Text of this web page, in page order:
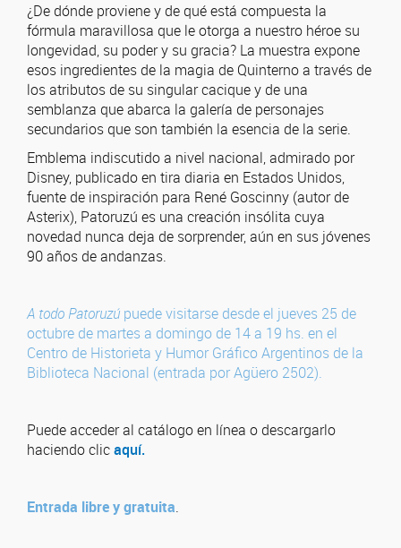
¿De dónde proviene y de qué está compuesta la
fórmula maravillosa que le otorga a nuestro héroe su
longevidad, su poder y su gracia? La muestra expone
esos ingredientes de la magia de Quinterno a través de
los atributos de su singular cacique y de una
semblanza que abarca la galería de personajes
secundarios que son también la esencia de la serie.
Emblema indiscutido a nivel nacional, admirado por
Disney, publicado en tira diaria en Estados Unidos,
fuente de inspiración para René Goscinny (autor de
Asterix), Patoruzú es una creación insólita cuya
novedad nunca deja de sorprender, aún en sus jóvenes
90 años de andanzas.
A todo Patoruzú puede visitarse desde el jueves 25 de
octubre de martes a domingo de 14 a 19 hs. en el
Centro de Historieta y Humor Gráfico Argentinos de la
Biblioteca Nacional (entrada por Agüero 2502).
Puede acceder al catálogo en línea o descargarlo
haciendo clicaquí.
Entrada libre y gratuita.